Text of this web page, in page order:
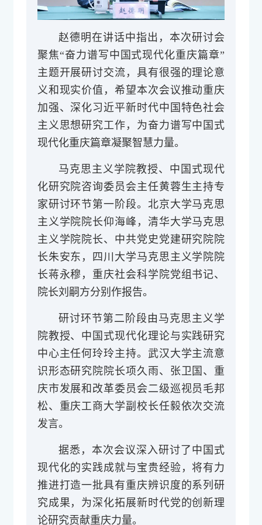
赵德明在讲话中指出，本次研讨会
聚焦“奋力谱写中国式现代化重庆篇章”
主题开展研讨交流，具有很强的理论意
义和现实价值，希望本次会议推动重庆
加强、深化习近平新时代中国特色社会
主义思想研究工作，为奋力谱写中国式
现代化重庆篇章凝聚智慧力量。
马克思主义学院教授、中国式现代
化研究院咨询委员会主任黄蓉生主持专
家研讨环节第一阶段。 北京大学马克思
主义学院院长仰海峰， 清华大学马克思
主义学院院长、中共党史党建研究院院
长朱安东，
四川大学马克思主义学院院
长蒋永穆， 重庆社会科学院党组书记、
院长刘嗣方分别作报告。
研讨环节第二阶段由马克思主义学
院教授、中国式现代化理论与实践研究
中心主任何玲玲主持。 武汉大学主流意
识形态研究院院长项久雨、张卫国、 重
庆市发展和改革委员会二级巡视员毛邦
松、 重庆工商大学副校长任毅依次交流
发言。
据悉，本次会议深入研讨了中国式
现代化的实践成就与宝贵经验，将有力
推进打造一批具有重庆辨识度的系列研
究成果，为深化拓展新时代党的创新理
论研究贡献重庆力量。